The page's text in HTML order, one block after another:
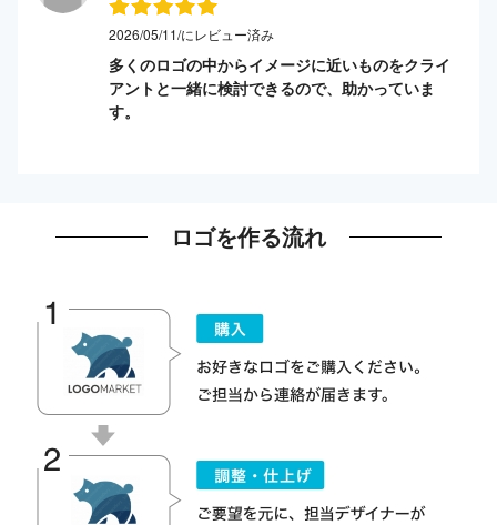
2026/05/11/にレビュー済み
多くのロゴの中からイメージに近いものをクライ
アントと一緒に検討できるので、助かっていま
す。
ロゴを作る流れ